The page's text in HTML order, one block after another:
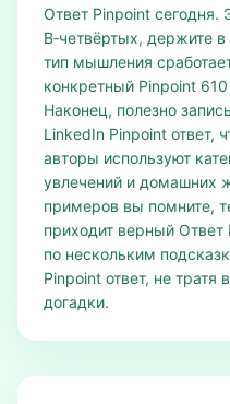
Ответ Pinpoint сегодня.
В‑четвёртых, держите
тип мышления
конкретный Pinpoint
Наконец, полезно
LinkedIn Pinpoint ответ,
авторы используют
увлечений и домашних
примеров вы помните,
приходит верный Ответ
по нескольким
Pinpoint ответ, не
догадки.